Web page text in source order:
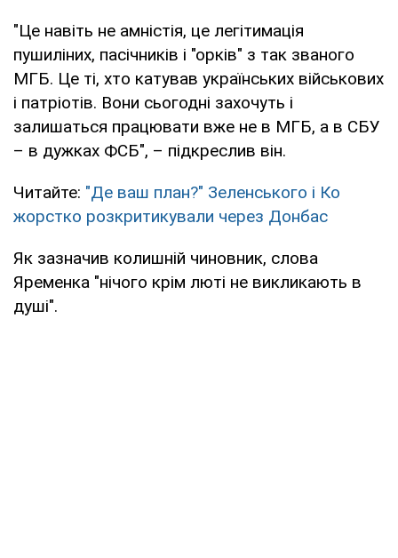
"Це навіть не амністія, це легітимація
пушиліних, пасічників і "орків" з так званого
МГБ. Це ті, хто катував українських військових
і патріотів. Вони сьогодні захочуть і
залишаться працювати вже не в МГБ, а в СБУ
– в дужках ФСБ", – підкреслив він.
Читайте: "Де ваш план?" Зеленського і Ко
жорстко розкритикували через Донбас
Як зазначив колишній чиновник, слова
Яременка "нічого крім люті не викликають в
душі".